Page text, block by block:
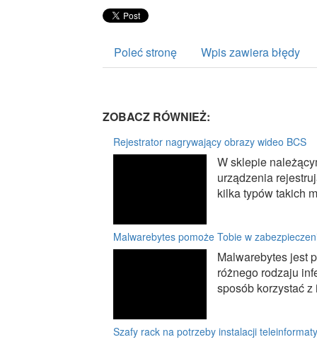
Poleć stronę Wpis zawiera błędy
ZOBACZ RÓWNIEŻ:
Rejestrator nagrywający obrazy wideo BCS
W sklepie
urządzenia
kilka typów takich
Malwarebytes pomoże Tobie w
Malwarebytes jest
różnego rodzaju
sposób korzystać
Szafy rack na potrzeby instalacji